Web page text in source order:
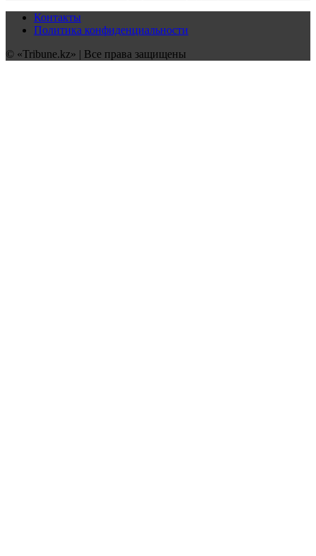
Контакты
Политика конфиденциальности
© «Tribune.kz» | Все права защищены